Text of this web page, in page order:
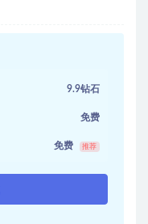
9.9钻石
免费
免费 推荐